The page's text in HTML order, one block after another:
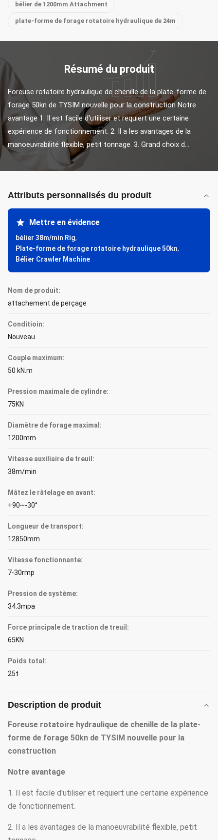
bélier de 1200mm Attachment
plate-forme de forage rotatoire hydraulique de 24m
Résumé du produit
Foreuse rotatoire hydraulique de chenille de la plate-forme de
forage 50kn de TYSIM nouvelle pour la construction Notre
avantage 1. Il est facile d'utiliser et requiert une certaine
expérience de fonctionnement. 2. Il a les avantages de la
manoeuvrabilité flexible, petit tonnage. 3. Grand choix d...
Attributs personnalisés du produit
Mettre en évidence
bélier 38m/min Rig,
Plate-forme de forage rotatoire hydraulique 50kn,
Bélier Crawler Machine
Nom de produit:
attachement de perçage
Conditioin:
Nouveau
Couple maximum:
50 kN.m
Pression maximale de cylindre:
75KN
Diamètre de forage maximal:
1200mm
Vitesse auxiliaire de treuil:
38m/min
Mâtez le râtelage en avant:
+90~-30°
Longueur de transport:
12850mm
Vitesse fonctionnante:
7-30rmp
Pression de système:
34.3mpa
Force principale de traction de treuil:
65KN
Poids total:
25t
Description de produit
Foreuse rotatoire hydraulique de chenille de la plate-
forme de forage 50kn de TYSIM nouvelle pour la
construction
Notre avantage
1. Il est facile d'utiliser et requiert une certaine expérience
de fonctionnement.
2. Il a les avantages de la manoeuvrabilité flexible, petit